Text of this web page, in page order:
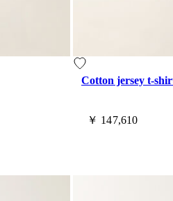
Cotton jersey t-
￥ 147,610